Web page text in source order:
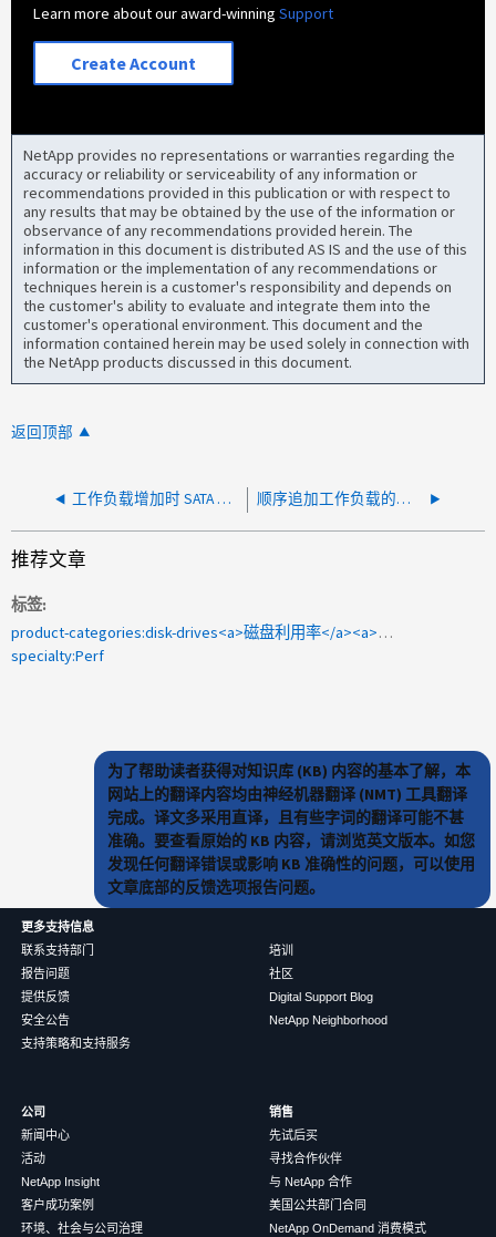
Learn more about our award-winningSupport
Create Account
NetApp provides no representations or warranties regarding the
accuracy or reliability or serviceability of any information or
recommendations provided in this publication or with respect to
any results that may be obtained by the use of the information or
observance of any recommendations provided herein. The
information in this document is distributed AS IS and the use of this
information or the implementation of any recommendations or
techniques herein is a customer's responsibility and depends on
the customer's ability to evaluate and integrate them into the
customer's operational environment. This document and the
information contained herein may be used solely in connection with
the NetApp products discussed in this document.
返回顶部
工作负载增加时 SATA 或 SAS 磁盘上的卷响应时间较长（性能容量超过严重阈值） 顺序追加工作负载的高写入延迟和挂起
推荐文章
标签
product-categories:disk-drives<a>磁盘利用率</a><a>磁盘延迟</a><a>X342_TA14E1T2A10</a>
specialty:Perf
为了帮助读者获得对知识库 (KB) 内容的基本了解，本
网站上的翻译内容均由神经机器翻译 (NMT) 工具翻译
完成。译文多采用直译，且有些字词的翻译可能不甚
准确。要查看原始的 KB 内容，请浏览英文版本。如您
发现任何翻译错误或影响 KB 准确性的问题，可以使用
文章底部的反馈选项报告问题。
更多支持信息
联系支持部门
报告问题
提供反馈
安全公告
支持策略和支持服务
培训
社区
Digital Support Blog
NetApp Neighborhood
公司
新闻中心
活动
NetApp Insight
客户成功案例
环境、社会与公司治理
销售
先试后买
寻找合作伙伴
与 NetApp 合作
美国公共部门合同
NetApp OnDemand 消费模式